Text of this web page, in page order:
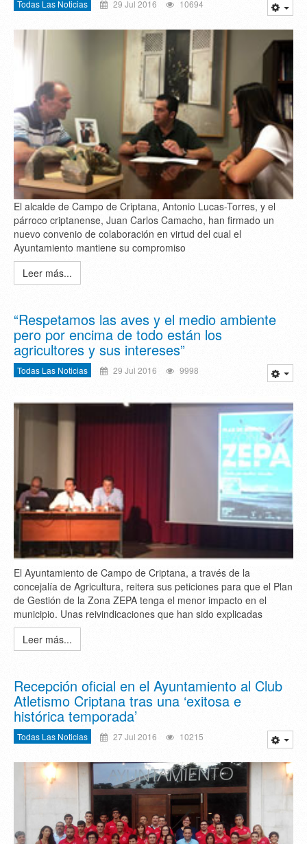
Todas Las Noticias 29 Jul 2016 10694
El alcalde de Campo de Criptana, Antonio Lucas-Torres, y el
párroco criptanense, Juan Carlos Camacho, han firmado un
nuevo convenio de colaboración en virtud del cual el
Ayuntamiento mantiene su compromiso
Leer más...
“Respetamos las aves y el medio ambiente
pero por encima de todo están los
agricultores y sus intereses”
Todas Las Noticias 29 Jul 2016 9998
El Ayuntamiento de Campo de Criptana, a través de la
concejalía de Agricultura, reitera sus peticiones para que el Plan
de Gestión de la Zona ZEPA tenga el menor impacto en el
municipio. Unas reivindicaciones que han sido explicadas
Leer más...
Recepción oficial en el Ayuntamiento al Club
Atletismo Criptana tras una ‘exitosa e
histórica temporada’
Todas Las Noticias 27 Jul 2016 10215